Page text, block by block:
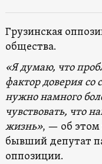
Грузинская
общества.
«Я думаю, что
фактор доверия со
нужно намного
чувствовать, что
жизнь», — об этом
бывший депутат
оппозиции.